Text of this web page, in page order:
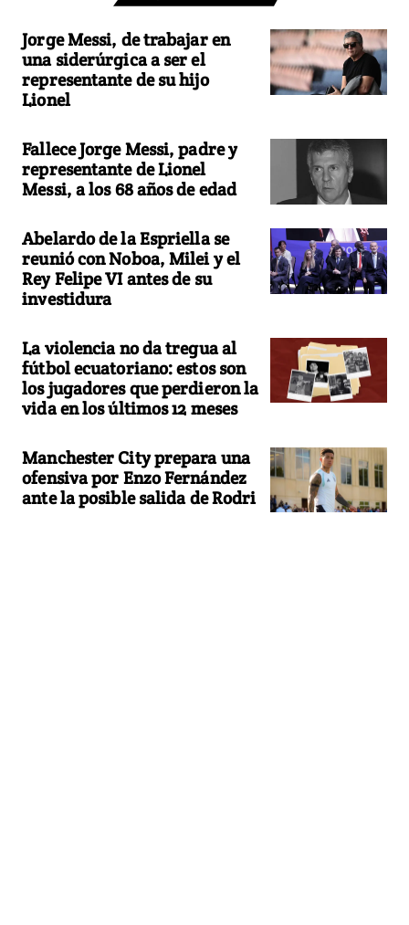
Jorge Messi, de trabajar en
una siderúrgica a ser el
representante de su hijo
Lionel
Fallece Jorge Messi, padre y
representante de Lionel
Messi, a los 68 años de edad
Abelardo de la Espriella se
reunió con Noboa, Milei y el
Rey Felipe VI antes de su
investidura
La violencia no da tregua al
fútbol ecuatoriano: estos son
los jugadores que perdieron la
vida en los últimos 12 meses
Manchester City prepara una
ofensiva por Enzo Fernández
ante la posible salida de Rodri